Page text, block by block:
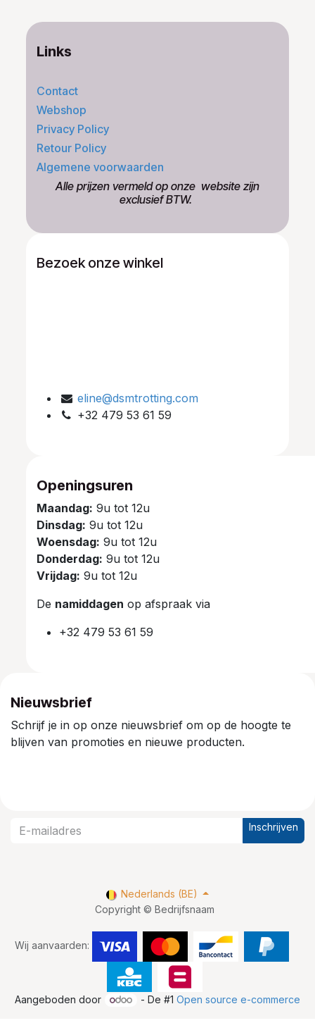
Links
Contact
Webshop
Privacy Policy
Retour Policy
Algemene voorwaarden
​Alle prijzen vermeld op onze ​website zijn
exclusief BTW.
Bezoek onze winkel
eline@dsmtrotting.com
+32 479 53 61 59
Openingsuren
Maandag: 9u tot 12u
Dinsdag: 9u tot 12u
Woensdag: 9u tot 12u
Donderdag: 9u tot 12u
Vrijdag: 9u tot 12u
De namiddagen op afspraak via
+32 479 53 61 59
Nieuwsbrief
Schrijf je in op onze nieuwsbrief om op de hoogte te
blijven van promoties en nieuwe producten.
Inschrijven
Copyright © Bedrijfsnaam
Wij aanvaarden:
Nederlands (BE)
Aangeboden door - De #1Open source e-commerce